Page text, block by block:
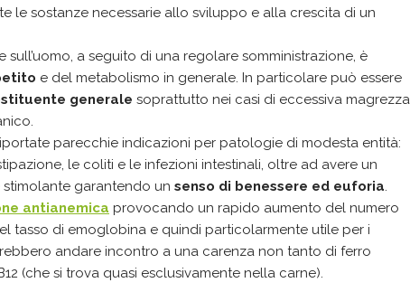
le sostanze necessarie allo sviluppo e alla crescita di un
sull’uomo, a seguito di una regolare somministrazione, è
e del metabolismo in generale. In particolare può essere
generale soprattutto nei casi di eccessiva magrezza
parecchie indicazioni per patologie di modesta entità:
le coliti e le infezioni intestinali, oltre ad avere un
garantendo un senso di benessere ed euforia
antianemica provocando un rapido aumento del numero
tasso di emoglobina e quindi particolarmente utile per i
andare incontro a una carenza non tanto di ferro
(che si trova quasi esclusivamente nella carne).